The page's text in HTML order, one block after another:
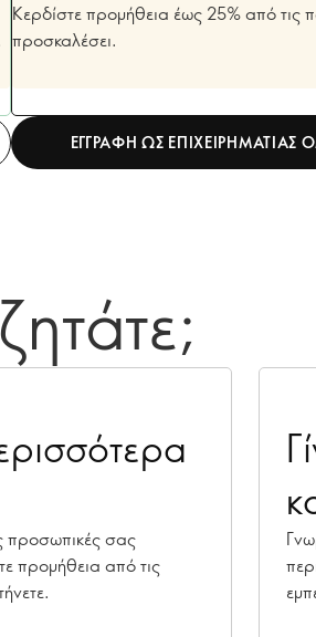
Κερδίστε προμήθεια έως 25% από τις
προσκαλέσει.
ΕΓΓΡΑΦΗ ΩΣ ΕΠΙΧΕΙΡΗΜΑΤΙΑΣ
προσωπικές σας
προμήθεια από τις